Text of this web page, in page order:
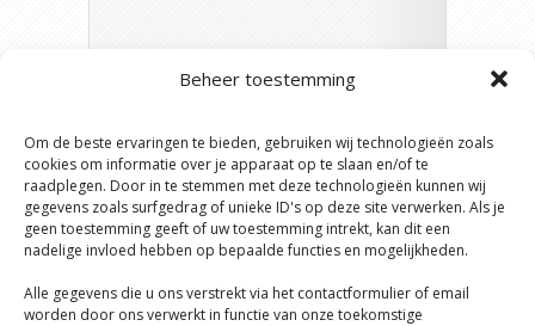
Beheer toestemming
Om de beste ervaringen te bieden, gebruiken wij technologieën zoals
cookies om informatie over je apparaat op te slaan en/of te
raadplegen. Door in te stemmen met deze technologieën kunnen wij
gegevens zoals surfgedrag of unieke ID's op deze site verwerken. Als je
geen toestemming geeft of uw toestemming intrekt, kan dit een
nadelige invloed hebben op bepaalde functies en mogelijkheden.
Alle gegevens die u ons verstrekt via het contactformulier of email
worden door ons verwerkt in functie van onze toekomstige